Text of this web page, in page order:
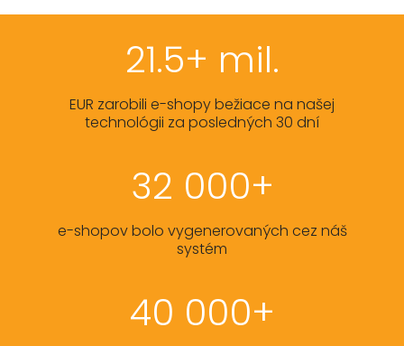
21.5+ mil.
EUR zarobili e-shopy bežiace na našej
technológii za posledných 30 dní
32 000+
e-shopov bolo vygenerovaných cez náš
systém
40 000+